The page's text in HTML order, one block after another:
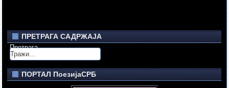
ПРЕТРАГА САДРЖАЈА
Претрага
ПОРТАЛ ПоезијаСРБ